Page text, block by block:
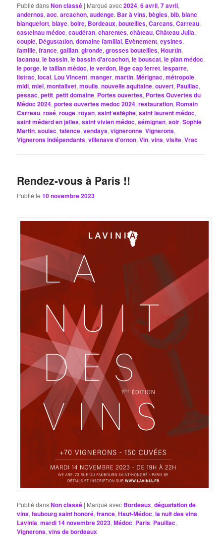
Publié dansNon classé | Marqué avec2024,6 avril,7 avril,
andernos,aoc,arcachon,audenge, Bar à vins,bègles,bib,blanc,
blanquefort,blaye,boire, Bordeaux,bouteilles,Carcans,Carreau,
castelnau médoc,caudéran,charentes,château,Château Julia,
couple, Dégustation,domaine familial, Evènement,eysines,
famille,france,gaillan,gironde,grosses bouteilles,Hourtin,
lacanau,le bassin,le bassin d'arcachon,le bouscat,le pian médoc,
le porge,le taillan médoc,le verdon,lège cap ferret,lesparre,
listrac,local, Lou Vincent,manger,martin,Mérignac,métropole,
midi,miel,montalivet,moulis,nouvelle aquitaine,ouvert, Pauillac,
pessac,petit,petit domaine, Portes ouvertes, Portes Ouvertes du
Médoc 2024,portes ouvertes medoc 2024,restauration, Romain
Carreau,rosé,rouge,royan,saint estèphe,saint laurent médoc,
saint médard en jalles,saint vivien médoc,sémignan,soir,Sophie
Martin,soulac,talence,vendays,vigneronne,Vignerons,
Vignerons Indépendants,villenave d'ornon,Vin,vins,visite,Vrac
Rendez-vous à Paris !!
Publié le10 novembre 2023
Publié dansNon classé | Marqué avec Bordeaux,dégustation de
vins,faubourg saint honoré,france,Haut-Médoc,la nuit des vins,
Lavinia,mardi 14 novembre 2023,Médoc, Paris, Pauillac,
Vignerons,vins de bordeaux